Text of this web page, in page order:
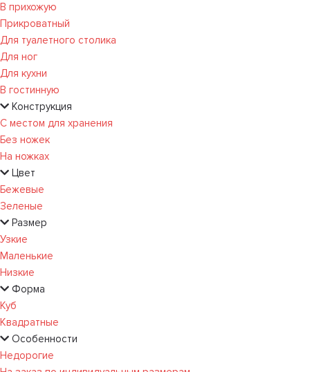
В прихожую
Прикроватный
Для туалетного столика
Для ног
Для кухни
В гостинную
Конструкция
С местом для хранения
Без ножек
На ножках
Цвет
Бежевые
Зеленые
Размер
Узкие
Маленькие
Низкие
Форма
Куб
Квадратные
Особенности
Недорогие